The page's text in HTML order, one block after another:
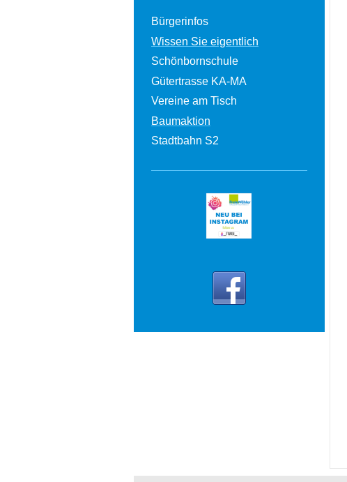
Bürgerinfos
Wissen Sie eigentlich
Schönbornschule
Gütertrasse KA-MA
Vereine am Tisch
Baumaktion
Stadtbahn S2